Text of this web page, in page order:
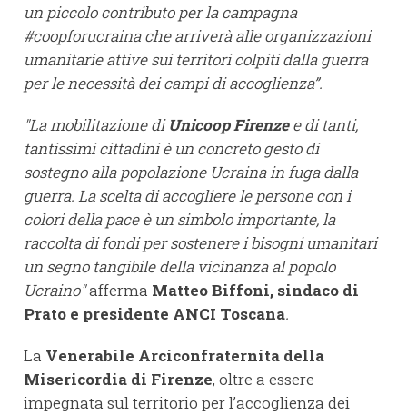
un piccolo contributo per la campagna
#coopforucraina che arriverà alle organizzazioni
umanitarie attive sui territori colpiti dalla guerra
per le necessità dei campi di accoglienza”.
"La mobilitazione diUnicoop Firenzee di tanti,
tantissimi cittadini è un concreto gesto di
sostegno alla popolazione Ucraina in fuga dalla
guerra. La scelta di accogliere le persone con i
colori della pace è un simbolo importante, la
raccolta di fondi per sostenere i bisogni umanitari
un segno tangibile della vicinanza al popolo
Ucraino"afferma Matteo Biffoni, sindaco di
Prato e presidente ANCI Toscana.
La Venerabile Arciconfraternita della
Misericordia di Firenze, oltre a essere
impegnata sul territorio per l’accoglienza dei